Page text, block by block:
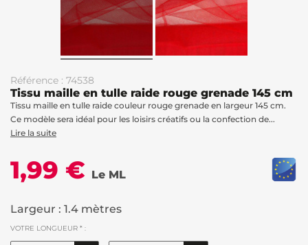
Référence : 74538
Tissu maille en tulle raide rouge grenade 145 cm
Tissu maille en tulle raide couleur rouge grenade en largeur 145 cm.
Ce modèle sera idéal pour les loisirs créatifs ou la confection de...
Lire la suite
1,99 € Le ML
Largeur : 1.4 mètres
VOTRE LONGUEUR * :